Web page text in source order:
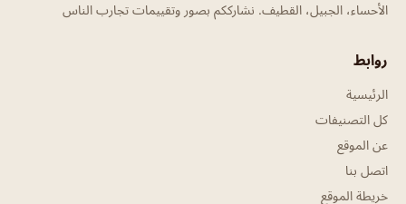
الأحساء، الجبيل، القطيف. نشارككم بصور وتقييمات تجارب الناس
روابط
الرئيسية
كل التصنيفات
عن الموقع
اتصل بنا
خريطة الموقع